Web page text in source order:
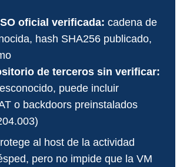
oficial verificada: cadena de
hash SHA256 publicado,
de terceros sin verificar:
puede incluir
o backdoors preinstalados
al host de la actividad
pero no impide que la VM